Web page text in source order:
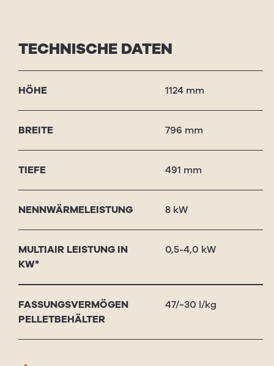
TECHNISCHE DATEN
HÖHE 1124 mm
BRE­ITE 796 mm
TIEFE 491 mm
NENNWÄRME­LEISTUNG 8 kW
MUL­TI­AIR LEIS­TUNG IN
KW*
0,5-4,0 kW
FASSUNGS­VERMÖGEN
PEL­LET­BE­HÄL­TER
47/~30 l/kg